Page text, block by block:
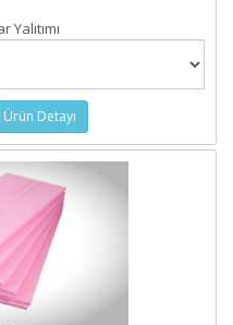
Ürün Detayı